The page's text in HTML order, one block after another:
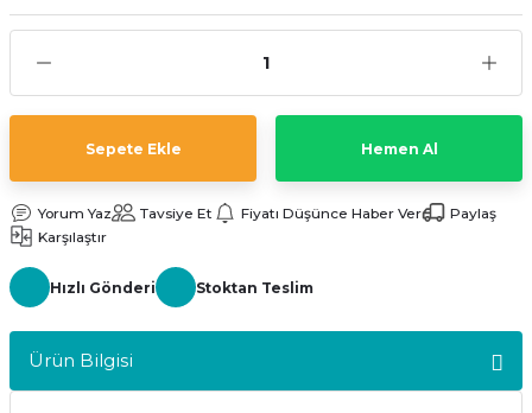
Sepete Ekle Hemen Al
Yorum Yaz Tavsiye Et Fiyatı Düşünce Haber Ver
Paylaş
Karşılaştır
Hızlı Gönderi Stoktan Teslim
Ürün Bilgisi